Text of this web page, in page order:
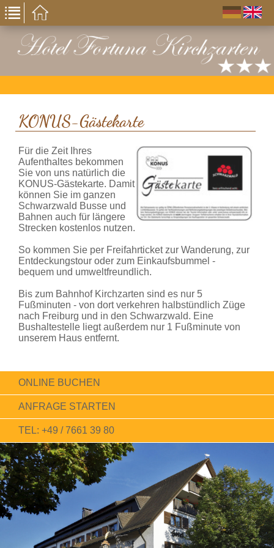
KONUS-Gästekarte
Für die Zeit Ihres
Aufenthaltes bekommen
Sie von uns natürlich die
KONUS-Gästekarte. Damit
können Sie im ganzen
Schwarzwald Busse und
Bahnen auch für längere
Strecken kostenlos nutzen.
So kommen Sie per Freifahrticket zur Wanderung, zur
Entdeckungstour oder zum Einkaufsbummel -
bequem und umweltfreundlich.
Bis zum Bahnhof Kirchzarten sind es nur 5
Fußminuten - von dort verkehren halbstündlich Züge
nach Freiburg und in den Schwarzwald. Eine
Bushaltestelle liegt außerdem nur 1 Fußminute von
unserem Haus entfernt.
ONLINE BUCHEN
ANFRAGE STARTEN
TEL: +49 / 7661 39 80